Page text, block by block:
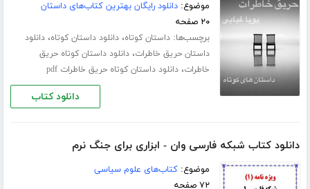
موضوع:دانلود رایگان بهترین کتاب‌های داستان
۲۰ صفحه
برچسب‌ها:داستان کوتاه،دانلود داستان کوتاه،دانلود
داستان حریق خاطرات،دانلود داستان کوتاه حریق
خاطرات،دانلود داستان کوتاه حریق خاطرات pdf
دانلود کتاب
دانلود کتاب شبکه فارسی وان - ابزاری برای جنگ نرم
موضوع:کتاب‌های علوم سیاسی
۷۲ صفحه